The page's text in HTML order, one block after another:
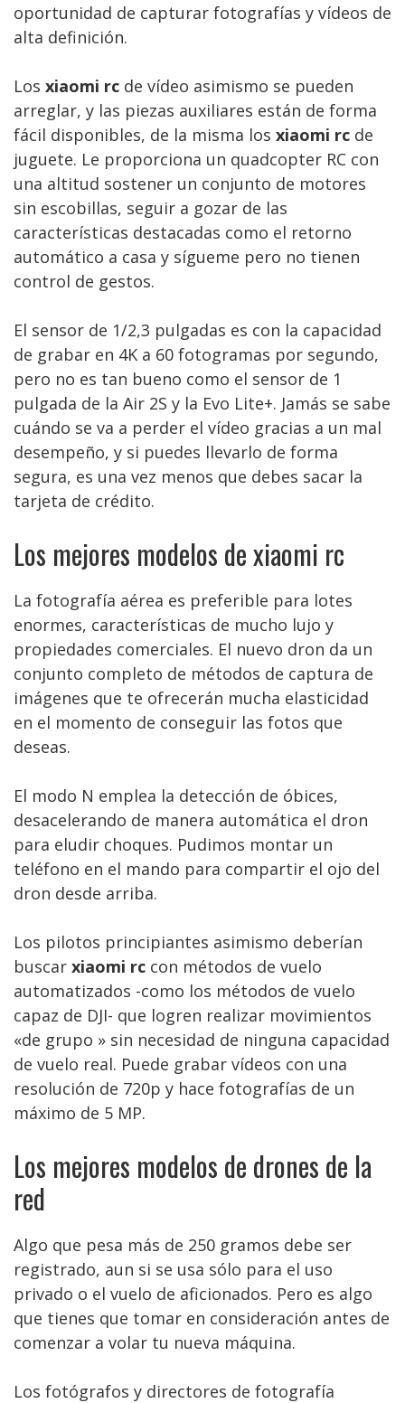
oportunidad de capturar fotografías y vídeos de
alta definición.
Los xiaomi rc de vídeo asimismo se pueden
arreglar, y las piezas auxiliares están de forma
fácil disponibles, de la misma los xiaomi rc de
juguete. Le proporciona un quadcopter RC con
una altitud sostener un conjunto de motores
sin escobillas, seguir a gozar de las
características destacadas como el retorno
automático a casa y sígueme pero no tienen
control de gestos.
El sensor de 1/2,3 pulgadas es con la capacidad
de grabar en 4K a 60 fotogramas por segundo,
pero no es tan bueno como el sensor de 1
pulgada de la Air 2S y la Evo Lite+. Jamás se sabe
cuándo se va a perder el vídeo gracias a un mal
desempeño, y si puedes llevarlo de forma
segura, es una vez menos que debes sacar la
tarjeta de crédito.
Los mejores modelos de xiaomi rc
La fotografía aérea es preferible para lotes
enormes, características de mucho lujo y
propiedades comerciales. El nuevo dron da un
conjunto completo de métodos de captura de
imágenes que te ofrecerán mucha elasticidad
en el momento de conseguir las fotos que
deseas.
El modo N emplea la detección de óbices,
desacelerando de manera automática el dron
para eludir choques. Pudimos montar un
teléfono en el mando para compartir el ojo del
dron desde arriba.
Los pilotos principiantes asimismo deberían
buscar xiaomi rc con métodos de vuelo
automatizados -como los métodos de vuelo
capaz de DJI- que logren realizar movimientos
«de grupo » sin necesidad de ninguna capacidad
de vuelo real. Puede grabar vídeos con una
resolución de 720p y hace fotografías de un
máximo de 5 MP.
Los mejores modelos de drones de la
red
Algo que pesa más de 250 gramos debe ser
registrado, aun si se usa sólo para el uso
privado o el vuelo de aficionados. Pero es algo
que tienes que tomar en consideración antes de
comenzar a volar tu nueva máquina.
Los fotógrafos y directores de fotografía